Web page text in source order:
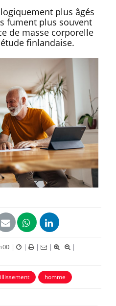
plus âgés
fument plus souvent
de masse corporelle
finlandaise.
| | | |
|
homme